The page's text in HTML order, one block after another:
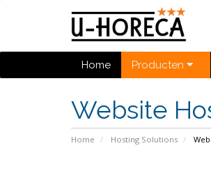
Home Producten
Website
Home Hosting Solutions